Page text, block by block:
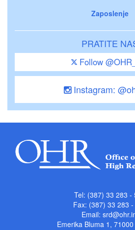
Zaposlenje
PRATITE
Follow
Instagram:
Tel: (387) 33 283 -
Fax: (387) 33 283 -
Email:
Emerika Bluma 1,